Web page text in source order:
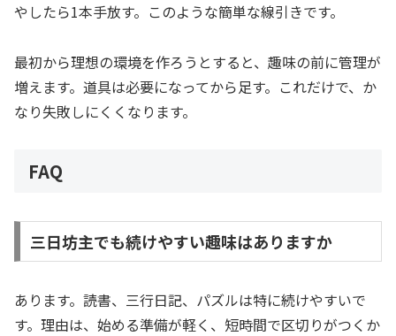
やしたら1本手放す。このような簡単な線引きです。
最初から理想の環境を作ろうとすると、趣味の前に管理が
増えます。道具は必要になってから足す。これだけで、か
なり失敗しにくくなります。
FAQ
三日坊主でも続けやすい趣味はありますか
あります。読書、三行日記、パズルは特に続けやすいで
す。理由は、始める準備が軽く、短時間で区切りがつくか